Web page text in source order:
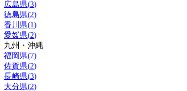
広島県(3)
徳島県(2)
香川県(1)
愛媛県(2)
九州・沖縄
福岡県(7)
佐賀県(2)
長崎県(3)
大分県(2)